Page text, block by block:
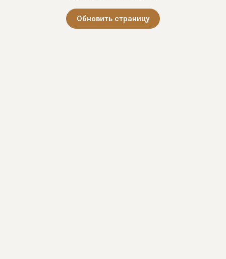
Обновить страницу